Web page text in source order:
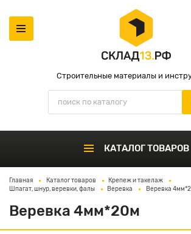
Строительные материалы и
КАТАЛОГ ТОВАРОВ
Главная Каталог товаров
Крепеж и такелаж
Шпагат, шнур, веревки, фалы
Веревка Веревка
Веревка 4мм*20м